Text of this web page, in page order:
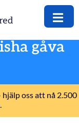
gåva
oss att nå 2.500